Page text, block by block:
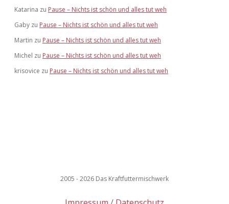
Katarina zu Pause – Nichts ist schön und alles tut weh
Gaby zu Pause – Nichts ist schön und alles tut weh
Martin zu Pause – Nichts ist schön und alles tut weh
Michel zu Pause – Nichts ist schön und alles tut weh
krisovice zu Pause – Nichts ist schön und alles tut weh
2005 - 2026 Das Kraftfuttermischwerk